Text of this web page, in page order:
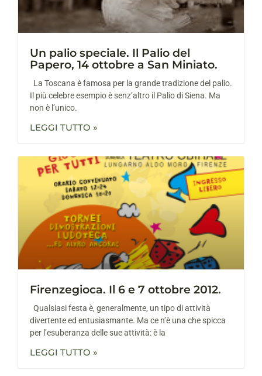
Un palio speciale. Il Palio del
Papero, 14 ottobre a San Miniato.
La Toscana è famosa per la grande tradizione del palio.
Il più celebre esempio è senz’altro il Palio di Siena. Ma
non è l’unico.
LEGGI TUTTO »
Firenzegioca. Il 6 e 7 ottobre 2012.
Qualsiasi festa è, generalmente, un tipo di attività
divertente ed entusiasmante. Ma ce n’è una che spicca
per l’esuberanza delle sue attività: è la
LEGGI TUTTO »